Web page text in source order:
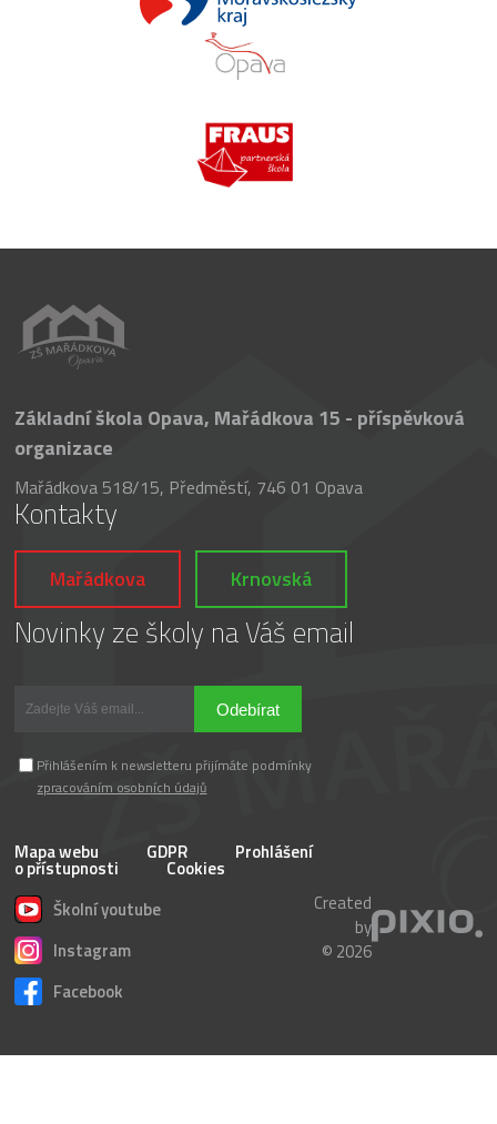
Základní škola Opava, Mařádkova 15 - příspěvková
organizace
Mařádkova 518/15, Předměstí, 746 01 Opava
Kontakty
Mařádkova Krnovská
Novinky ze školy na Váš email
Odebírat
Přihlášením k newsletteru přijímáte podmínky
zpracováním osobních údajů
Mapa webu GDPR Prohlášení
o přístupnosti
Cookies
Školní youtube
Instagram
Facebook
Created
by
© 2026